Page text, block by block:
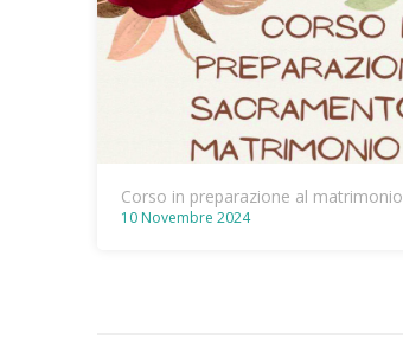
Corso in preparazione al matrimonio
10 Novembre 2024